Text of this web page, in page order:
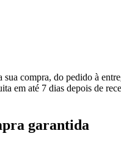
sua compra, do pedido à
em até 7 dias depois de
garantida